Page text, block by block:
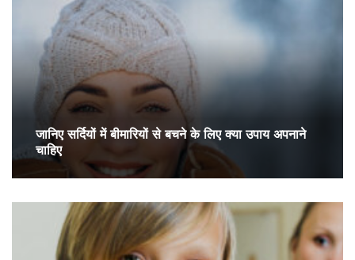
जानिए सर्दियों में बीमारियों से बचने के लिए क्या उपाय अपनाने
चाहिए